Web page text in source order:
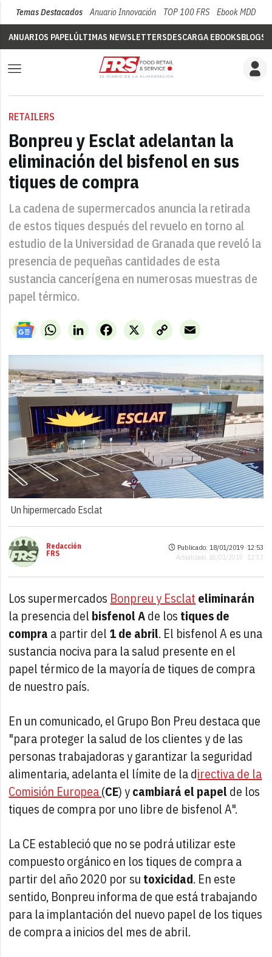
Temas Destacados Anuario Innovación TOP 100 FRS Ebook MDD
ANUARIOS PAPELÚLTIMAS NEWSLETTERSDESCARGA EBOOKSBLOGS
RETAILERS
Bonpreu y Esclat adelantan la
eliminación del bisfenol en sus
tiques de compra
La cadena de supermercados anuncia la retirada
de estos tiques después del revuelo en torno al
estudio de la Universidad de Granada que reveló la
presencia de pequeñas cantidades de esta
sustancia cancerígena en numerosas muestras de
papel térmico.
WhatsAppLinkedIn X
Facebook
Copy
Link
Email
Un hipermercado Esclat
Redacción
FRS
Publicado: 18/01/2019 ·12:53
Actualizado: 18/01/2019 · 12:53
Los supermercados Bonpreu y Esclat eliminarán
la presencia del bisfenol Ade los tiques de
compra a partir del 1 de abril. El bisfenol A es una
sustancia nociva para la salud presente en el
papel térmico de la mayoría de tiques de compra
de nuestro país.
En un comunicado, el Grupo Bon Preu destaca que
"para proteger la salud de los clientes y de las
personas trabajadoras y garantizar la seguridad
alimentaria, adelanta el límite de la directiva de la
Comisión Europea(CE) ycambiará el papelde los
tiques de compra por uno libre de bisfenol A".
La CE estableció que no se podrá utilizar este
compuesto orgánico en los tiques de compra a
partir del año 2020 por su toxicidad. En este
sentido, Bonpreu informa de que está trabajando
para la implantación del nuevo papel de los tiques
de compra a inicios del mes de abril.